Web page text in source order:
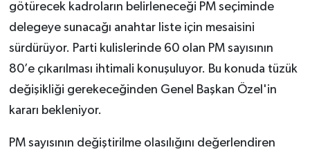
götürecek kadroların belirleneceği PM seçiminde
delegeye sunacağı anahtar liste için mesaisini
sürdürüyor. Parti kulislerinde 60 olan PM sayısının
80’e çıkarılması ihtimali konuşuluyor. Bu konuda tüzük
değişikliği gerekeceğinden Genel Başkan Özel'in
kararı bekleniyor.
PM sayısının değiştirilme olasılığını değerlendiren